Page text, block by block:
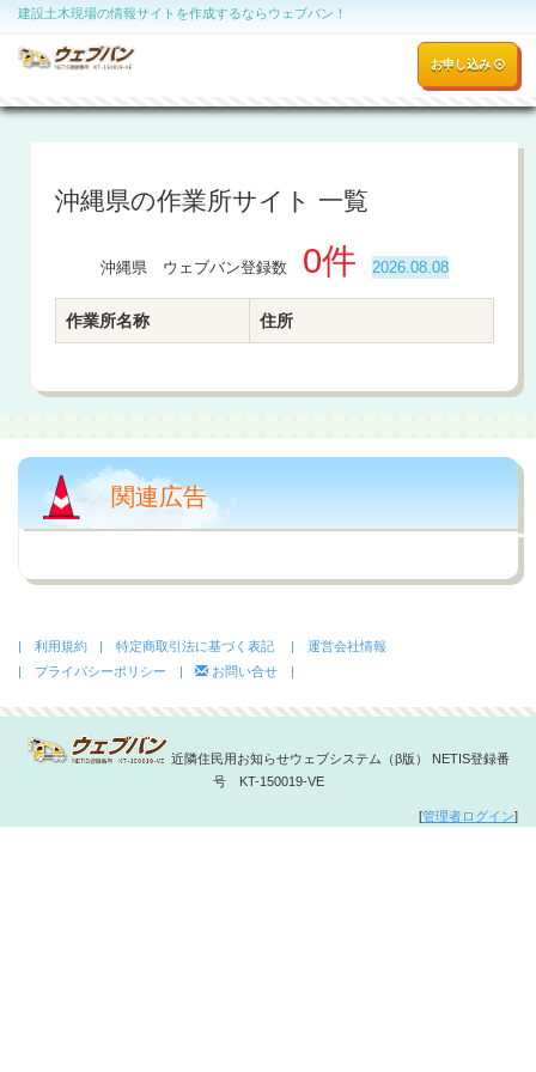
建設土木現場の情報サイトを作成するならウェブバン！
お申し込み
沖縄県の作業所サイト 一覧
沖縄県 ウェブバン登録数 0件 2026.08.08
作業所名称 住所
関連広告
| 利用規約 | 特定商取引法に基づく表記
| 運営会社情報
| プライバシーポリシー |
お問い合せ |
近隣住民用お知らせウェブシステム（β版） NETIS登録番
号 KT-150019-VE
[管理者ログイン]